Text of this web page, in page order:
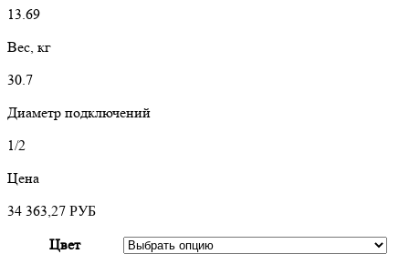
13.69
Вес, кг
30.7
Диаметр подключений
1/2
Цена
34 363,27 РУБ
Цвет